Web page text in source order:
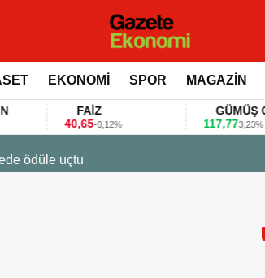
EKONOMİ SPOR MAGAZİN
-0,12%
GÜMÜŞ GRAM
117,773,23%